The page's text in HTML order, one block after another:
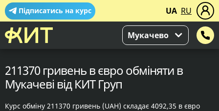
Підписатись на курс UA RU
Мукачево
211370 гривень в євро обміняти в
Мукачеві від КИТ Груп
Курс обміну 211370 гривень (UAH) складає 4092,35 в євро